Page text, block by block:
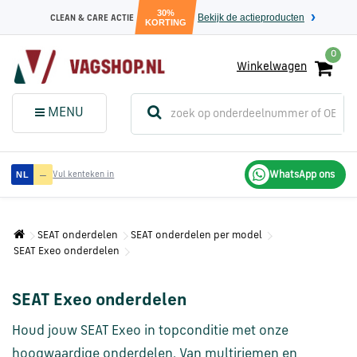
CLEAN & CARE ACTIE
30%
KORTING
Bekijk de actieproducten
0
Winkelwagen
MENU
Menu (Sluit dit
menuvenster)
Audi
onderdelen
Volkswagen
onderdelen
SEAT
onderdelen
NL — Vul kenteken in WhatsApp ons
SEAT onderdelen
SEAT onderdelen per model
SEAT Exeo onderdelen
SEAT Exeo onderdelen
Houd jouw SEAT Exeo in topconditie met onze
hoogwaardige onderdelen. Van multiriemen en